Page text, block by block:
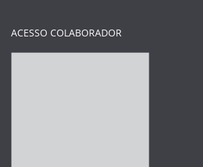
ACESSO COLABORADOR